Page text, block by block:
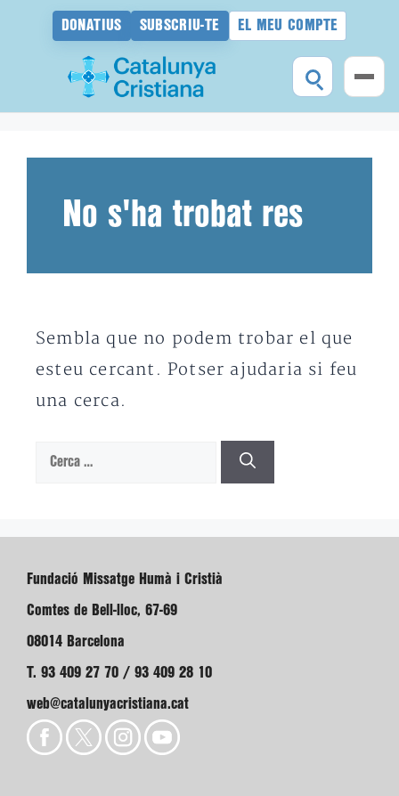
DONATIUS SUBSCRIU-TE EL MEU COMPTE
No s'ha trobat res
Sembla que no podem trobar el que
esteu cercant. Potser ajudaria si feu
una cerca.
Cerca:
Fundació Missatge Humà i Cristià
Comtes de Bell-lloc, 67-69
08014 Barcelona
T. 93 409 27 70 / 93 409 28 10
web@catalunyacristiana.cat